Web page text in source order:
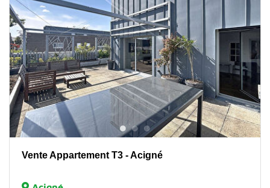
Vente Appartement T3 - Acigné